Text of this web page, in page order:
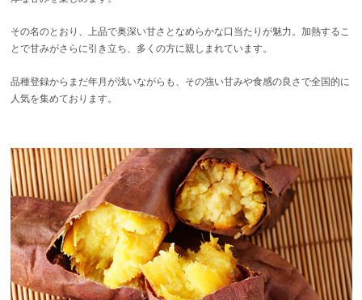
その名のとおり、上品で奥深い甘さとなめらかな口当たりが魅力。加熱するこ
とで甘みがさらに引き立ち、多くの方に親しまれています。
品種登録からまだ年月が浅いながらも、その強い甘みや食感の良さで全国的に
人気を集めております。